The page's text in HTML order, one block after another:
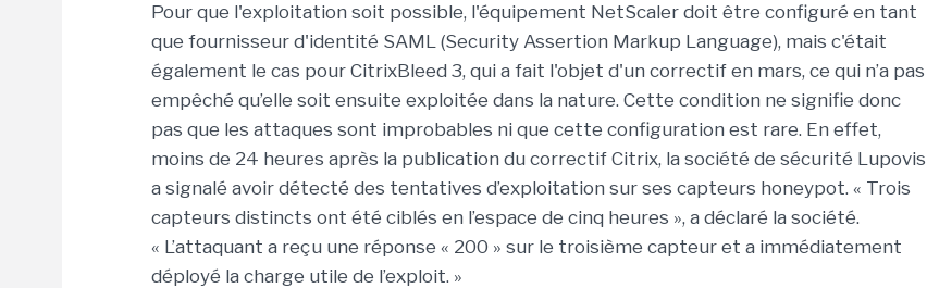
Pour que l'exploitation soit possible, l'équipement NetScaler doit être configuré en tant
que fournisseur d'identité SAML (Security Assertion Markup Language), mais c'était
également le cas pour CitrixBleed 3, qui a fait l'objet d'un correctif en mars, ce qui n’a pas
empêché qu’elle soit ensuite exploitée dans la nature. Cette condition ne signifie donc
pas que les attaques sont improbables ni que cette configuration est rare. En effet,
moins de 24 heures après la publication du correctif Citrix, la société de sécurité Lupovis
a signalé avoir détecté des tentatives d’exploitation sur ses capteurs honeypot. « Trois
capteurs distincts ont été ciblés en l’espace de cinq heures », a déclaré la société.
« L’attaquant a reçu une réponse « 200 » sur le troisième capteur et a immédiatement
déployé la charge utile de l’exploit. »